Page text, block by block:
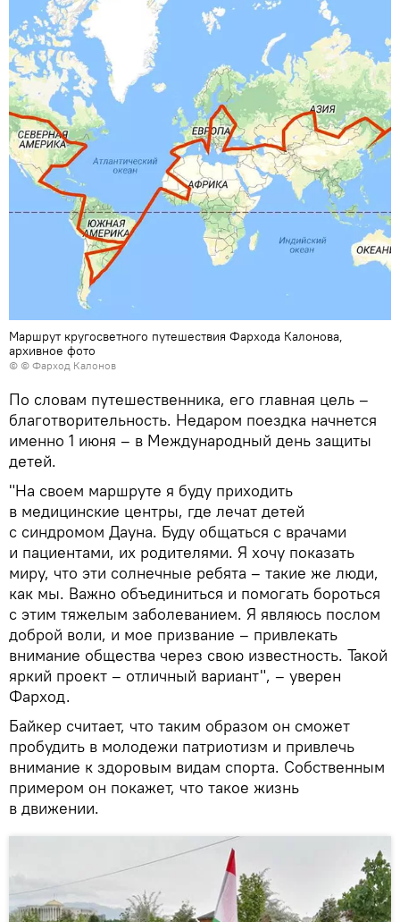
Маршрут кругосветного путешествия Фархода Калонова,
архивное фото
© © Фарход Калонов
По словам путешественника, его главная цель –
благотворительность. Недаром поездка начнется
именно 1 июня – в Международный день защиты
детей.
"На своем маршруте я буду приходить
в медицинские центры, где лечат детей
с синдромом Дауна. Буду общаться с врачами
и пациентами, их родителями. Я хочу показать
миру, что эти солнечные ребята – такие же люди,
как мы. Важно объединиться и помогать бороться
с этим тяжелым заболеванием. Я являюсь послом
доброй воли, и мое призвание – привлекать
внимание общества через свою известность. Такой
яркий проект – отличный вариант", – уверен
Фарход.
Байкер считает, что таким образом он сможет
пробудить в молодежи патриотизм и привлечь
внимание к здоровым видам спорта. Собственным
примером он покажет, что такое жизнь
в движении.